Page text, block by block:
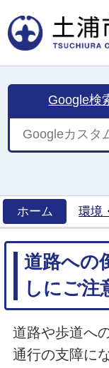
Google検
ホーム
環境
道路への
しにご注
道路や歩道へ
通行の支障に